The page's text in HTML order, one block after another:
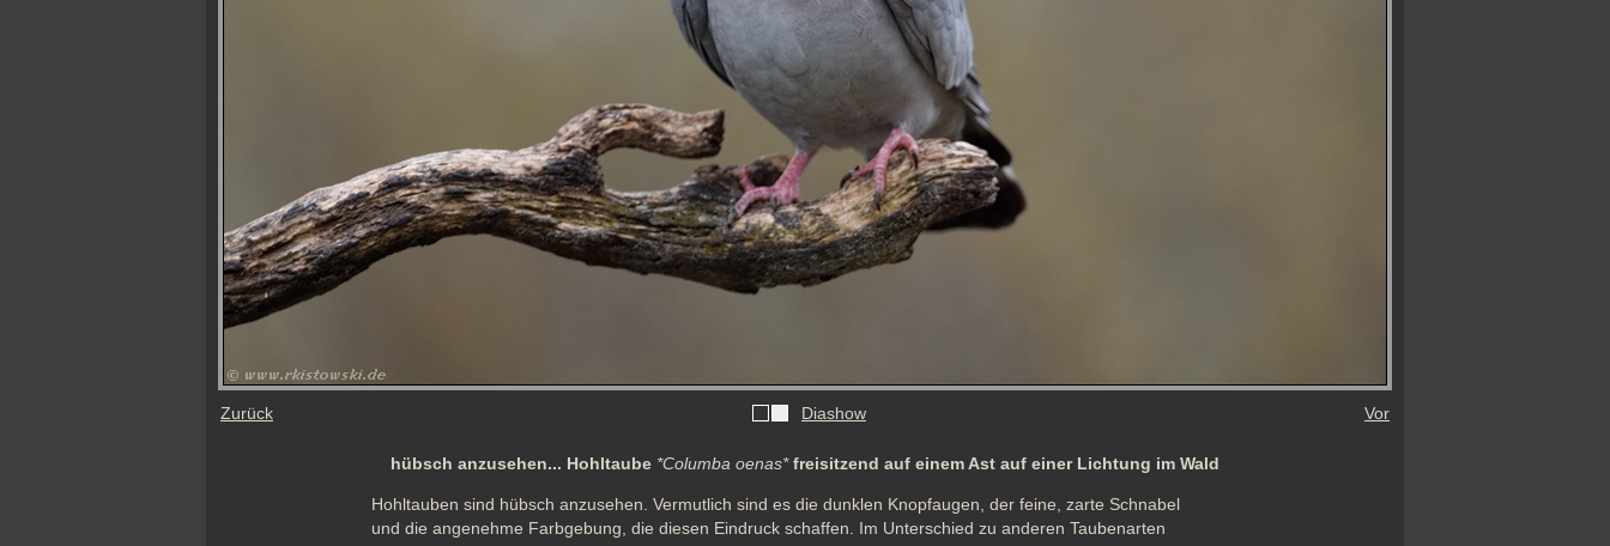
Zurück Diashow Vor
hübsch anzusehen... Hohltaube *Columba oenas*freisitzend auf einem Ast auf einer Lichtung im Wald
Hohltauben sind hübsch anzusehen. Vermutlich sind es die dunklen Knopfaugen, der feine, zarte Schnabel
und die angenehme Farbgebung, die diesen Eindruck schaffen. Im Unterschied zu anderen Taubenarten